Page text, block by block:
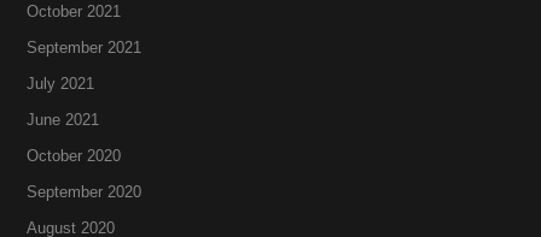
October 2021
September 2021
July 2021
June 2021
October 2020
September 2020
August 2020